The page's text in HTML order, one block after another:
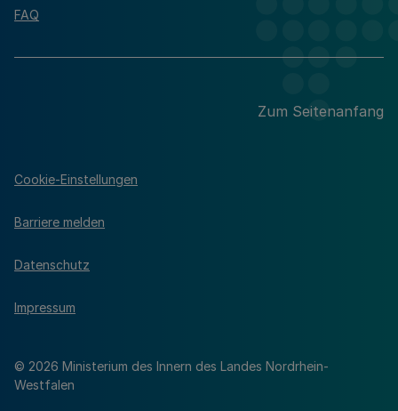
FAQ
Zum Seitenanfang
© 2026 Ministerium des Innern des Landes Nordrhein-
Westfalen
Cookie-Einstellungen
Barriere melden
Datenschutz
Impressum